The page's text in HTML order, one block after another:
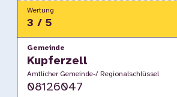
Wertung
3 / 5
Gemeinde
Kupferzell
Amtlicher Gemeinde-/ Regionalschlüssel
08126047